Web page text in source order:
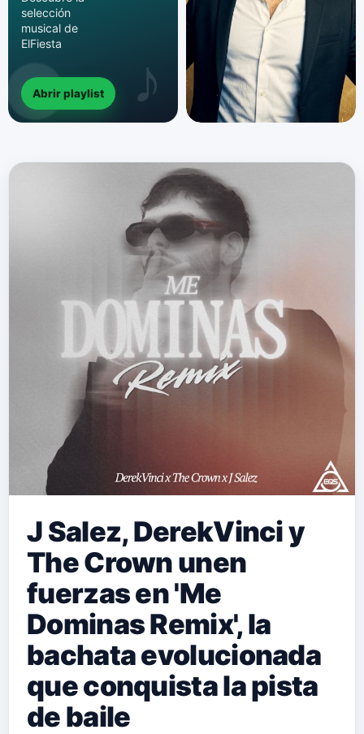
selección
musical de
ElFiesta
Abrir playlist
J Salez, DerekVinci y
The Crown unen
fuerzas en 'Me
Dominas Remix', la
bachata evolucionada
que conquista la pista
de baile